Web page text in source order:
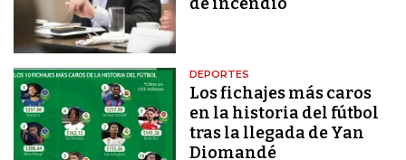
DEPORTES
Los fichajes más caros
en la historia del fútbol
tras la llegada de Yan
Diomandé